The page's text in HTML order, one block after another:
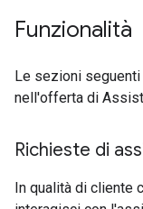
Funzionalità
Le sezioni
nell'offerta di
Richieste di
In qualità di cliente